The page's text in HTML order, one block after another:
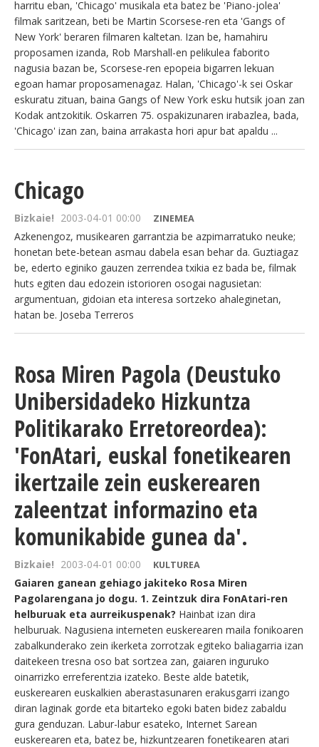
harritu eban, 'Chicago' musikala eta batez be 'Piano-jolea'
filmak saritzean, beti be Martin Scorsese-ren eta 'Gangs of
New York' beraren filmaren kaltetan. Izan be, hamahiru
proposamen izanda, Rob Marshall-en pelikulea faborito
nagusia bazan be, Scorsese-ren epopeia bigarren lekuan
egoan hamar proposamenagaz. Halan, 'Chicago'-k sei Oskar
eskuratu zituan, baina Gangs of New York esku hutsik joan zan
Kodak antzokitik. Oskarren 75. ospakizunaren irabazlea, bada,
'Chicago' izan zan, baina arrakasta hori apur bat apaldu ...
Chicago
Bizkaie! 2003-04-01 00:00 ZINEMEA
Azkenengoz, musikearen garrantzia be azpimarratuko neuke;
honetan bete-betean asmau dabela esan behar da. Guztiagaz
be, ederto eginiko gauzen zerrendea txikia ez bada be, filmak
huts egiten dau edozein istorioren osogai nagusietan:
argumentuan, gidoian eta interesa sortzeko ahaleginetan,
hatan be. Joseba Terreros
Rosa Miren Pagola (Deustuko
Unibersidadeko Hizkuntza
Politikarako Erretoreordea):
'FonAtari, euskal fonetikearen
ikertzaile zein euskerearen
zaleentzat informazino eta
komunikabide gunea da'.
Bizkaie! 2003-04-01 00:00 KULTUREA
Gaiaren ganean gehiago jakiteko Rosa Miren
Pagolarengana jo dogu. 1. Zeintzuk dira FonAtari-ren
helburuak eta aurreikuspenak? Hainbat izan dira
helburuak. Nagusiena interneten euskerearen maila fonikoaren
zabalkunderako zein ikerketa zorrotzak egiteko baliagarria izan
daitekeen tresna oso bat sortzea zan, gaiaren inguruko
oinarrizko erreferentzia izateko. Beste alde batetik,
euskerearen euskalkien aberastasunaren erakusgarri izango
diran laginak gorde eta bitarteko egoki baten bidez zabaldu
gura genduzan. Labur-labur esateko, Internet Sarean
euskerearen eta, batez be, hizkuntzearen fonetikearen atari